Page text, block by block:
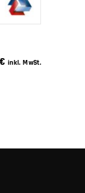
€ inkl. MwSt.